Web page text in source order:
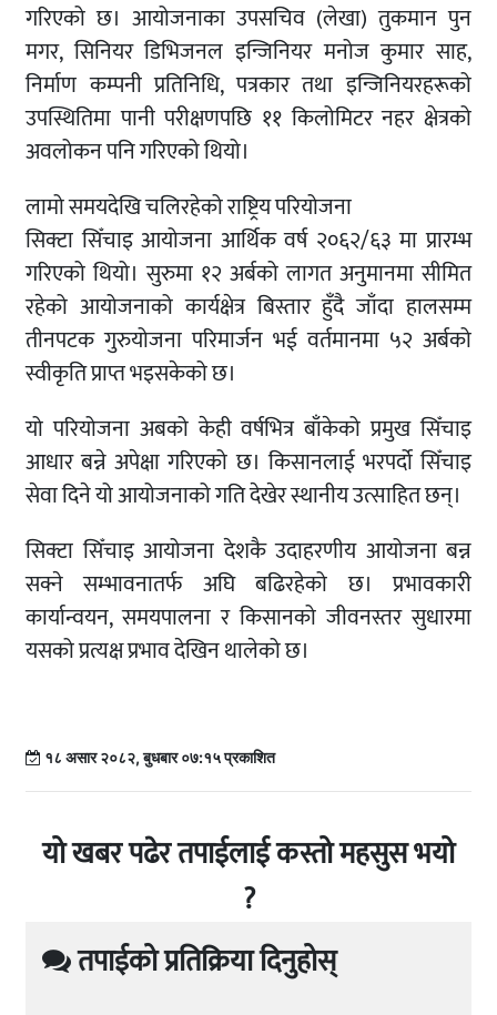
गरिएको छ। आयोजनाका उपसचिव (लेखा) तुकमान पुन
मगर, सिनियर डिभिजनल इन्जिनियर मनोज कुमार साह,
निर्माण कम्पनी प्रतिनिधि, पत्रकार तथा इन्जिनियरहरूको
उपस्थितिमा पानी परीक्षणपछि ११ किलोमिटर नहर क्षेत्रको
अवलोकन पनि गरिएको थियो।
लामो समयदेखि चलिरहेको राष्ट्रिय परियोजना
सिक्टा सिँचाइ आयोजना आर्थिक वर्ष २०६२/६३ मा प्रारम्भ
गरिएको थियो। सुरुमा १२ अर्बको लागत अनुमानमा सीमित
रहेको आयोजनाको कार्यक्षेत्र बिस्तार हुँदै जाँदा हालसम्म
तीनपटक गुरुयोजना परिमार्जन भई वर्तमानमा ५२ अर्बको
स्वीकृति प्राप्त भइसकेको छ।
यो परियोजना अबको केही वर्षभित्र बाँकेको प्रमुख सिँचाइ
आधार बन्ने अपेक्षा गरिएको छ। किसानलाई भरपर्दो सिँचाइ
सेवा दिने यो आयोजनाको गति देखेर स्थानीय उत्साहित छन्।
सिक्टा सिँचाइ आयोजना देशकै उदाहरणीय आयोजना बन्न
सक्ने सम्भावनातर्फ अघि बढिरहेको छ। प्रभावकारी
कार्यान्वयन, समयपालना र किसानको जीवनस्तर सुधारमा
यसको प्रत्यक्ष प्रभाव देखिन थालेको छ।
१८ असार २०८२, बुधबार ०७:१५ प्रकाशित
यो खबर पढेर तपाईलाई कस्तो महसुस भयो
?
तपाईको प्रतिक्रिया दिनुहोस्